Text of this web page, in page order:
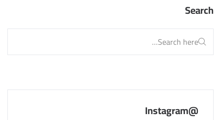
Search
@Instagram